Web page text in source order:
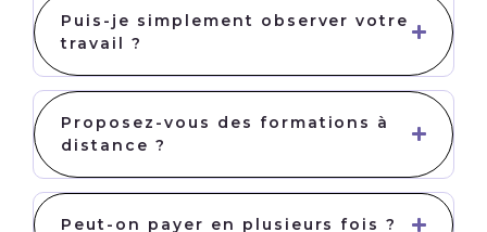
Puis-je simplement observer votre
travail ?
Proposez-vous des formations à
distance ?
Peut-on payer en plusieurs fois ?